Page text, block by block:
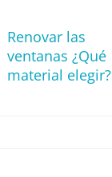
Renovar las
ventanas ¿Qué
material elegir?